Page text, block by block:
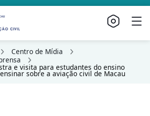
Centro de Mídia
e visita para estudantes do ensino
sobre a aviação civil de Macau